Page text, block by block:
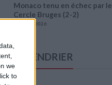
we
to
Monaco tenu en échec par le
Cercle Bruges (2-2)
31 juillet 2026
CALENDRIER